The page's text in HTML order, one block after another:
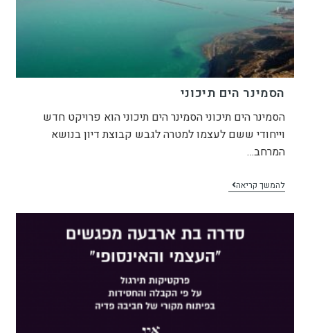
הסמינר הים תיכוני
הסמינר הים תיכוני הסמינר הים תיכוני הוא פרויקט חדש
וייחודי ששם לעצמו למטרה לגבש קבוצת דיון בנושא
המרחב…
להמשך קריאה